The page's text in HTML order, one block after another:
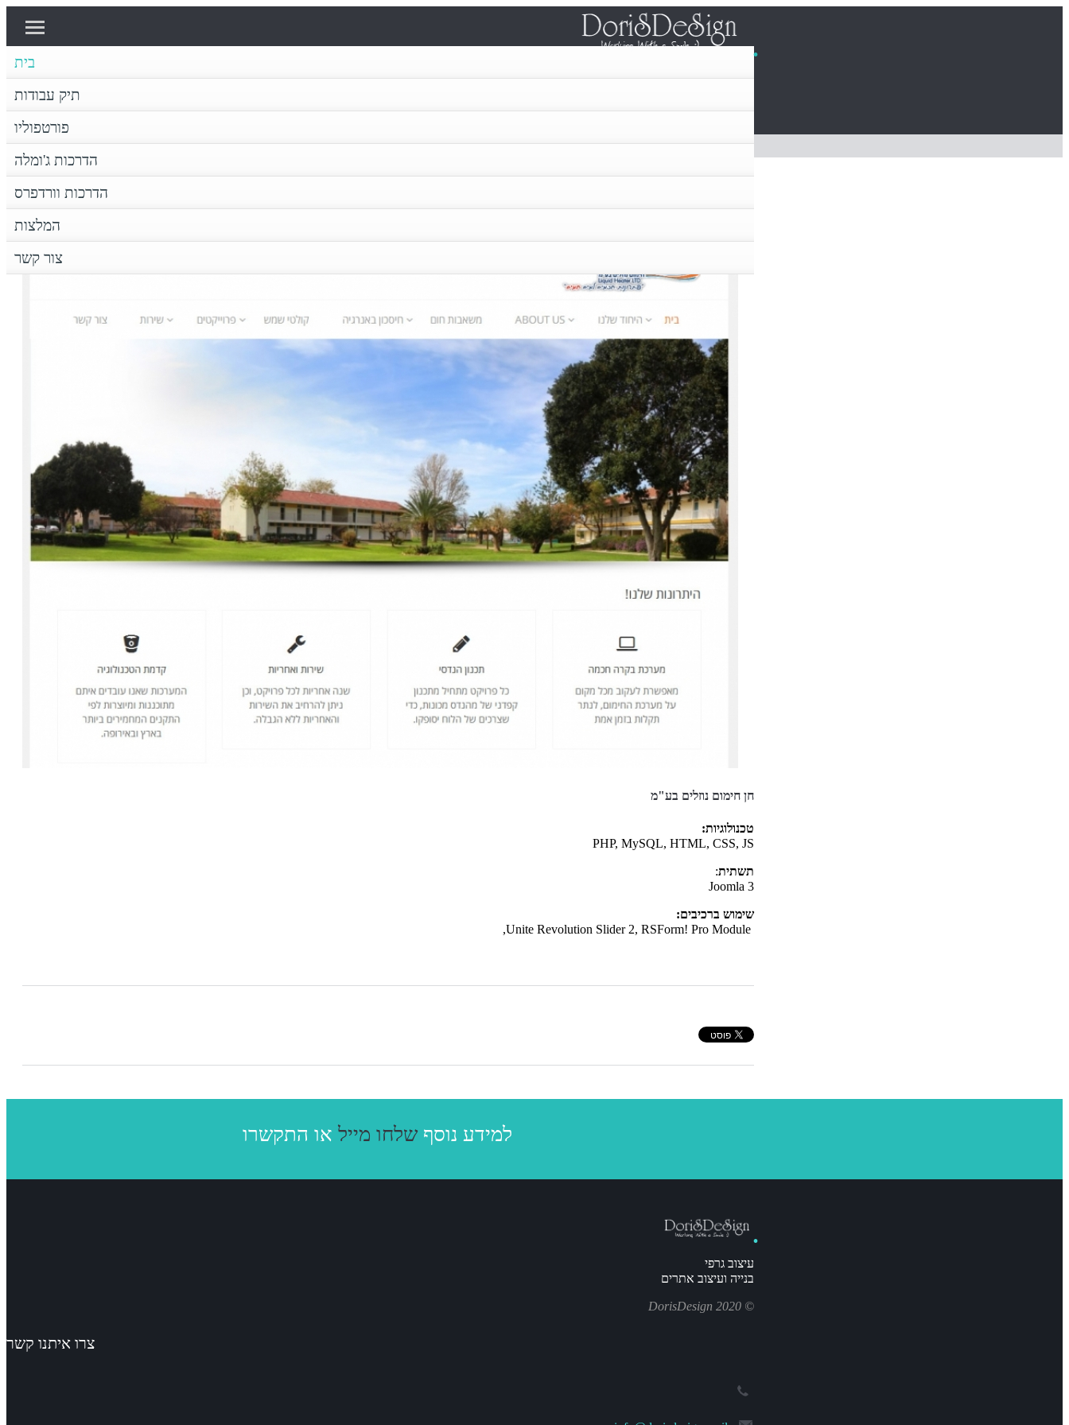
בית
תיק עבודות
פורטפוליו
הדרכות ג'ומלה
הדרכות וורדפרס
המלצות
צור קשר
דף הבית
חן חימום נוזלים בע"מ
חן חימום נוזלים בע"מ
טכנולוגיות:
PHP, MySQL, HTML, CSS, JS
תשתית:
Joomla 3
שימוש ברכיבים:
למידע נוסף שלחו מייל
עיצוב גרפי
בנייה ועיצוב אתרים
© 2020 DorisDesign
צרו איתנו קשר